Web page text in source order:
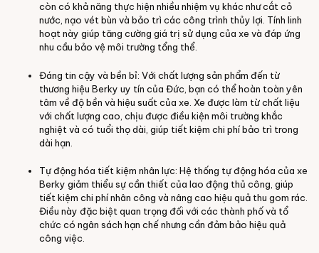
còn có khả năng thực hiện nhiều nhiệm vụ khác như cắt cỏ
nước, nạo vét bùn và bảo trì các công trình thủy lợi. Tính linh
hoạt này giúp tăng cường giá trị sử dụng của xe và đáp ứng
nhu cầu bảo vệ môi trường tổng thể.
Đáng tin cậy và bền bỉ: Với chất lượng sản phẩm đến từ
thương hiệu Berky uy tín của Đức, bạn có thể hoàn toàn yên
tâm về độ bền và hiệu suất của xe. Xe được làm từ chất liệu
với chất lượng cao, chịu được điều kiện môi trường khắc
nghiệt và có tuổi thọ dài, giúp tiết kiệm chi phí bảo trì trong
dài hạn.
Tự động hóa tiết kiệm nhân lực: Hệ thống tự động hóa của xe
Berky giảm thiểu sự cần thiết của lao động thủ công, giúp
tiết kiệm chi phí nhân công và nâng cao hiệu quả thu gom rác.
Điều này đặc biệt quan trọng đối với các thành phố và tổ
chức có ngân sách hạn chế nhưng cần đảm bảo hiệu quả
công việc.